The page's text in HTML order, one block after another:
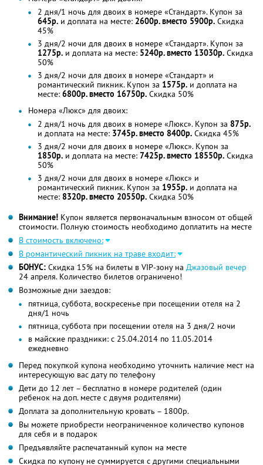
2 дня/1 ночь для двоих в номере «Стандарт». Купон за
645р. и доплата на месте: 2600р. вместо 5900р. Скидка
45%
3 дня/2 ночи для двоих в номере «Стандарт». Купон за
1275р. и доплата на месте: 5240р. вместо 13030р. Скидка
50%
3 дня/2 ночи для двоих в номере «Стандарт» и
романтический пикник. Купон за 1575р. и доплата на
месте: 6800р. вместо 16750р. Скидка 50%
Номера «Люкс» для двоих:
2 дня/1 ночь для двоих в номере «Люкс». Купон за 875р.
и доплата на месте: 3745р. вместо 8400р. Скидка 45%
3 дня/2 ночи для двоих в номере «Люкс». Купон за
1850р. и доплата на месте: 7425р. вместо 18550р. Скидка
50%
3 дня/2 ночи для двоих в номере «Люкс» и
романтический пикник. Купон за 1955р. и доплата на
месте: 8320р. вместо 20550р. Скидка 50%
Внимание! Купон является первоначальным взносом от общей
стоимости. Полную стоимость необходимо доплатить на месте
В стоимость включено:
В романтический пикник на траве входит:
БОНУС: Скидка 15% на билеты в VIP-зону на Джазовый вечер
24 апреля. Количество билетов ограничено!
Возможные дни заездов:
пятница, суббота, воскресенье при посещении отеля на 2
дня/1 ночь
пятница, суббота при посещении отеля на 3 дня/2 ночи
в майские праздники: с 25.04.2014 по 11.05.2014
ежедневно
Перед покупкой купона необходимо уточнить наличие мест на
интересующую вас дату по телефону
Дети до 12 лет – бесплатно в номере родителей (один
ребенок на доп. месте с двумя родителями)
Доплата за дополнительную кровать – 1800р.
Вы можете приобрести неограниченное количество купонов
для себя и в подарок
Предъявляйте распечатанный купон на месте
Скидка по купону не суммируется с другими специальными